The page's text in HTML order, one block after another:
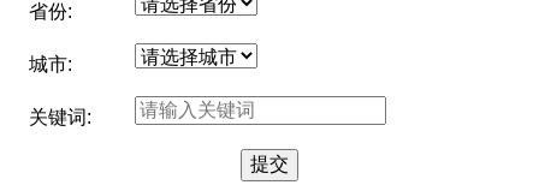
省份:
城市:
关键词: